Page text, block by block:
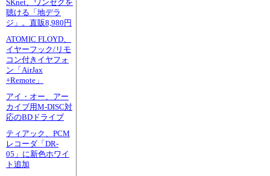
SKnet、ワンセグを
聴ける「地デラ
ジ」。直販8,980円
ATOMIC FLOYD、
イヤーフック/リモ
コン付きイヤフォ
ン「AirJax
+Remote」
アイ・オー、アー
カイブ用M-DISC対
応のBDドライブ
ティアック、PCM
レコーダ「DR-
05」に新色ホワイ
ト追加